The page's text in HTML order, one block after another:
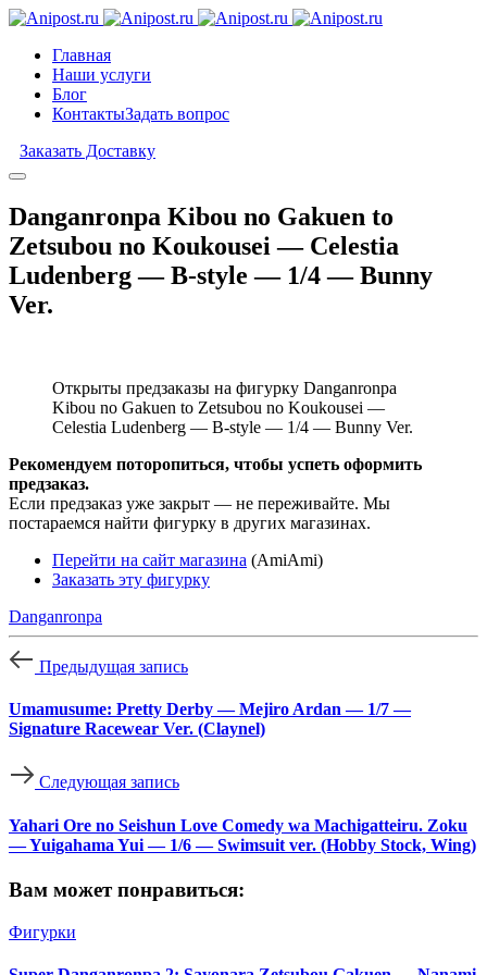
Главная
Наши услуги
Блог
КонтактыЗадать вопрос
Заказать Доставку
Danganronpa Kibou no Gakuen to
Zetsubou no Koukousei — Celestia
Ludenberg — B-style — 1/4 — Bunny
Ver.
Открыты предзаказы на фигурку Danganronpa
Kibou no Gakuen to Zetsubou no Koukousei —
Celestia Ludenberg — B-style — 1/4 — Bunny Ver.
Рекомендуем поторопиться, чтобы успеть оформить
предзаказ.
Если предзаказ уже закрыт — не переживайте. Мы
постараемся найти фигурку в других магазинах.
Перейти на сайт магазина (AmiAmi)
Заказать эту фигурку
Danganronpa
Предыдущая запись
Umamusume: Pretty Derby — Mejiro Ardan — 1/7 —
Signature Racewear Ver. (Claynel)
Следующая запись
Yahari Ore no Seishun Love Comedy wa Machigatteiru. Zoku
— Yuigahama Yui — 1/6 — Swimsuit ver. (Hobby Stock, Wing)
Вам может понравиться:
Фигурки